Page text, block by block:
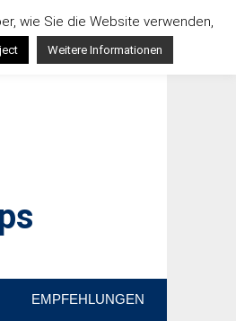
EMPFEHLUNGEN
wie Sie die Website verwenden,
Weitere Informationen